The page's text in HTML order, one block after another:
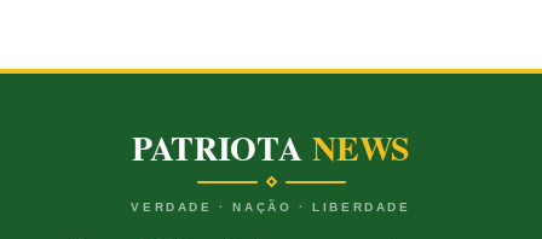
PATRIOTANEWS
VERDADE · NAÇÃO · LIBERDADE